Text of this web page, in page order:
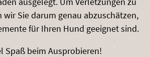
Sie darum genau abzuschätzen,
für Ihren Hund geeignet sind.
Spaß beim Ausprobieren!